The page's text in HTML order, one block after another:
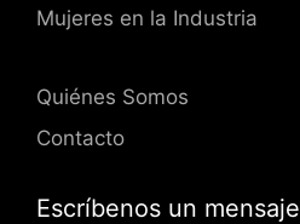
Mujeres en la Industria
Quiénes Somos
Contacto
Escríbenos un mensaje